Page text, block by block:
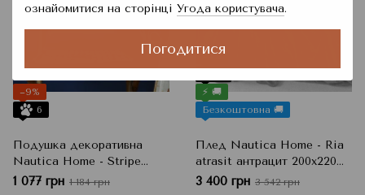
ознайомитися на сторінці Угода користувача.
Погодитися
−9%
6
Подушка декоративна
Nautica Home - Stripe
45x45
1 077 грн 1 184 грн
−4%
⚡ 🚚
Безкоштовна 🚚
Плед Nautica Home - Ria
atrasit антрацит 200х220
см, Темно-сірий, Євро
3 400 грн 3 542 грн